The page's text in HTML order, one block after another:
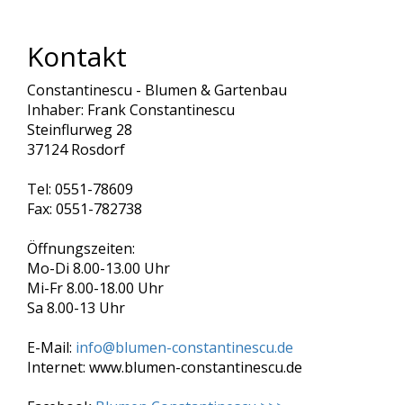
Kontakt
Constantinescu - Blumen & Gartenbau
Inhaber: Frank Constantinescu
Steinflurweg 28
37124 Rosdorf
Tel: 0551-78609
Fax: 0551-782738
Öffnungszeiten:
Mo-Di 8.00-13.00 Uhr
Mi-Fr 8.00-18.00 Uhr
Sa 8.00-13 Uhr
E-Mail: info@blumen-constantinescu.de
Internet: www.blumen-constantinescu.de